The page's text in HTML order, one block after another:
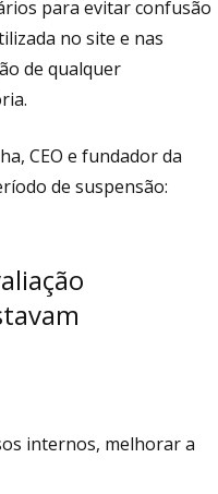
para evitar confusão
no site e nas
de qualquer
CEO e fundador da
de suspensão:
internos, melhorar a